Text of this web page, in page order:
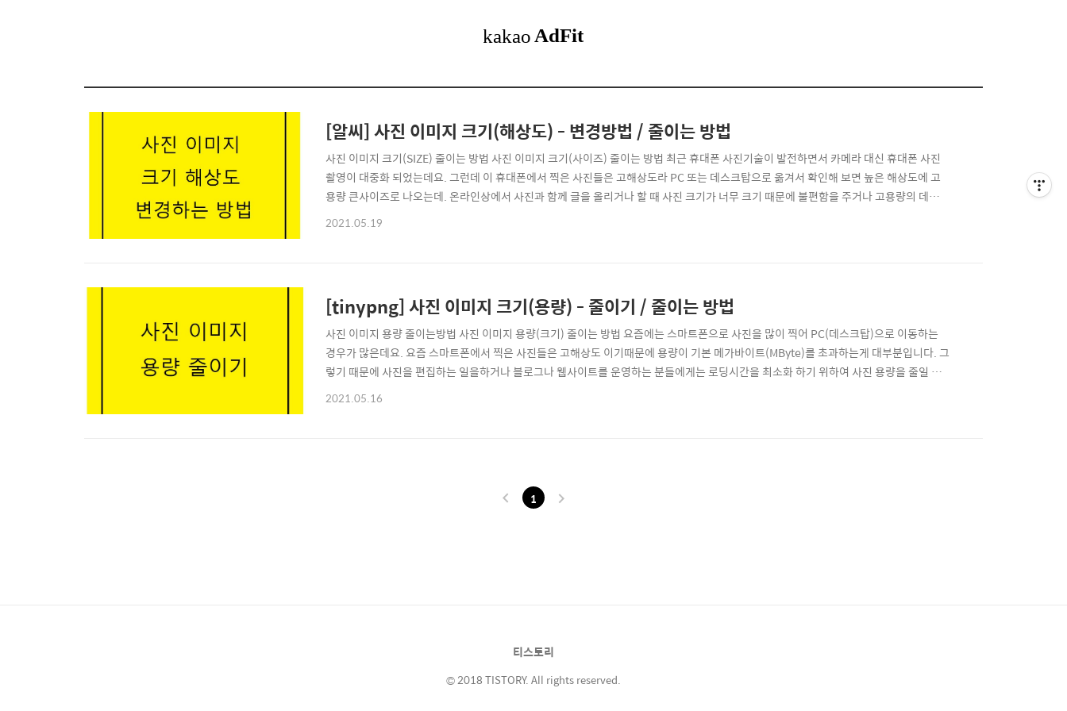
[알씨] 사진 이미지 크기(해상도) - 변경방법 / 줄이는 방법
사진 이미지 크기(SIZE) 줄이는 방법 사진 이미지 크기(사이즈) 줄이는 방법 최근 휴대폰 사진기술이 발전하면서 카메라 대신 휴대폰 사진
촬영이 대중화 되었는데요. 그런데 이 휴대폰에서 찍은 사진들은 고해상도라 PC 또는 데스크탑으로 옮겨서 확인해 보면 높은 해상도에 고
용량 큰사이즈로 나오는데. 온라인상에서 사진과 함께 글을 올리거나 할 때 사진 크기가 너무 크기 때문에 불편함을 주거나 고용량의 데이터
로 인해 페이지 로딩시간이 오래 걸리는 등의 문제점이 올 수 있습니다. 그런데 포토샵과 같은 다른 사진편집 프로그램을 쓰기에는 부담스러
2021.05.19
[tinypng] 사진 이미지 크기(용량) - 줄이기 / 줄이는 방법
사진 이미지 용량 줄이는방법 사진 이미지 용량(크기) 줄이는 방법 요즘에는 스마트폰으로 사진을 많이 찍어 PC(데스크탑)으로 이동하는
경우가 많은데요. 요즘 스마트폰에서 찍은 사진들은 고해상도 이기때문에 용량이 기본 메가바이트(MByte)를 초과하는게 대부분입니다. 그
렇기 때문에 사진을 편집하는 일을하거나 블로그나 웹사이트를 운영하는 분들에게는 로딩시간을 최소화 하기 위하여 사진 용량을 줄일 필
요성이 있는데요. 그렇다고 복잡한 프로그램을 구매하여 사용하는 것도 그렇고, 어려운 조작법을 다시 배워하기도 힘들죠? tinypng 라는
2021.05.16
1
티스토리
© 2018 TISTORY. All rights reserved.